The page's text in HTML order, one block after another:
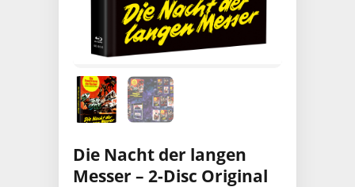
Die Nacht der langen
Messer – 2-Disc Original